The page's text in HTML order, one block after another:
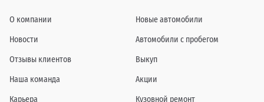
О компании
Новости
Отзывы клиентов
Наша команда
Карьера
Новые автомобили
Автомобили с пробегом
Выкуп
Акции
Кузовной ремонт